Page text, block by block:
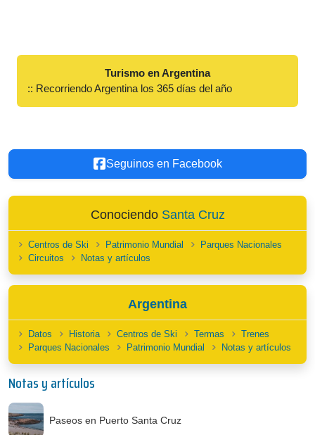
Turismo en Argentina
:: Recorriendo Argentina los 365 días del año
Seguinos en Facebook
Conociendo Santa Cruz
Centros de Ski Patrimonio Mundial
Parques Nacionales
Circuitos
Notas y artículos
Argentina
Datos Historia Centros de Ski Termas
Trenes
Parques Nacionales
Patrimonio Mundial Notas y artículos
Notas y artículos
Paseos en Puerto Santa Cruz